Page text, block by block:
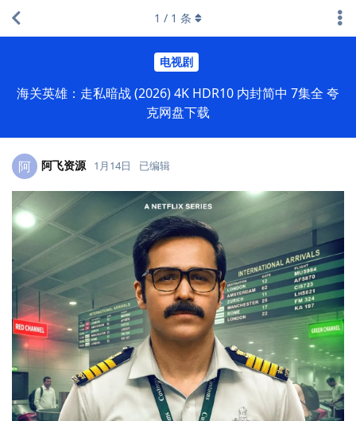
电视剧
海关英雄：走私暗战 (2026) 4K HDR10 内封简中 7集全 夸
克网盘下载
1 / 1 条
阿 阿飞资源 1月14日 已编辑